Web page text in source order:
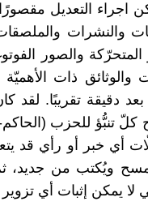
اجراء التعديل
والنشرات
المتحرّكة والصور
والوثائق ذات
بعد دقيقة تقريبًا.
كلّ تنبُّؤ للحزب
أي خبر أو رأي قد
ويُكتب من جديد،
لا يمكن إثبات أي